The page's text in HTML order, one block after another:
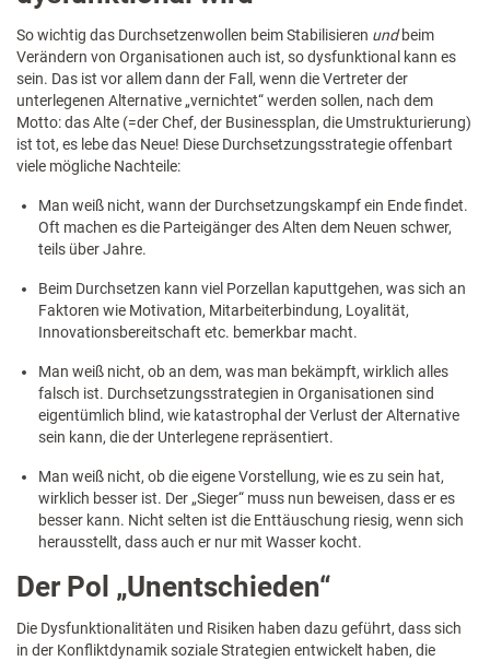
So wichtig das Durchsetzenwollen beim Stabilisieren undbeim
Verändern von Organisationen auch ist, so dysfunktional kann es
sein. Das ist vor allem dann der Fall, wenn die Vertreter der
unterlegenen Alternative „vernichtet“ werden sollen, nach dem
Motto: das Alte (=der Chef, der Businessplan, die Umstrukturierung)
ist tot, es lebe das Neue! Diese Durchsetzungsstrategie offenbart
viele mögliche Nachteile:
Man weiß nicht, wann der Durchsetzungskampf ein Ende findet.
Oft machen es die Parteigänger des Alten dem Neuen schwer,
teils über Jahre.
Beim Durchsetzen kann viel Porzellan kaputtgehen, was sich an
Faktoren wie Motivation, Mitarbeiterbindung, Loyalität,
Innovationsbereitschaft etc. bemerkbar macht.
Man weiß nicht, ob an dem, was man bekämpft, wirklich alles
falsch ist. Durchsetzungsstrategien in Organisationen sind
eigentümlich blind, wie katastrophal der Verlust der Alternative
sein kann, die der Unterlegene repräsentiert.
Man weiß nicht, ob die eigene Vorstellung, wie es zu sein hat,
wirklich besser ist. Der „Sieger“ muss nun beweisen, dass er es
besser kann. Nicht selten ist die Enttäuschung riesig, wenn sich
herausstellt, dass auch er nur mit Wasser kocht.
Der Pol „Unentschieden“
Die Dysfunktionalitäten und Risiken haben dazu geführt, dass sich
in der Konfliktdynamik soziale Strategien entwickelt haben, die